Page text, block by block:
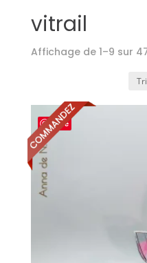
vitrail
Affichage de 1–9 sur
Save